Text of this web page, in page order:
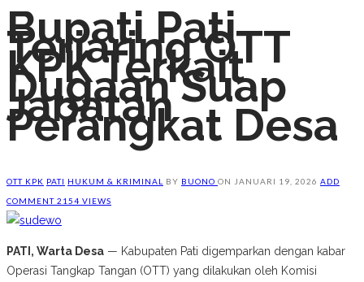
Bupati Pati
Terjaring OTT
KPK Terkait
Dugaan Suap
Jabatan
Perangkat Desa
OTT KPK PATI HUKUM & KRIMINAL BY BUONO ON JANUARI 19, 2026 ADD
COMMENT 2154 VIEWS
PATI, Warta Desa — Kabupaten Pati digemparkan dengan kabar
Operasi Tangkap Tangan (OTT) yang dilakukan oleh Komisi